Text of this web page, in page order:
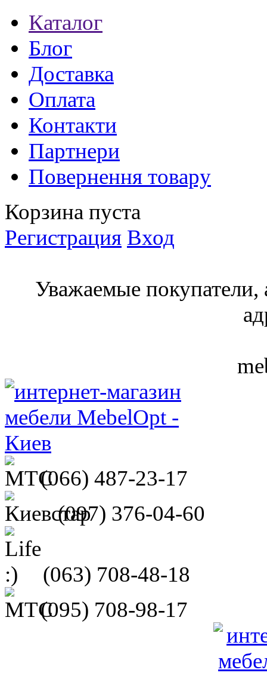
Каталог
Блог
Доставка
Оплата
Контакти
Партнери
Повернення товару
Корзина пуста
Регистрация Вход
Уважаемые покупатели,
(066) 487-23-17
(097) 376-04-60
(063) 708-48-18
(095) 708-98-17